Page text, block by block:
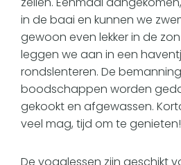
in de baai en kunnen we
gewoon even lekker in de
leggen we aan in een
rondslenteren. De
boodschappen worden
gekookt en afgewassen.
veel mag, tijd om te genieten!